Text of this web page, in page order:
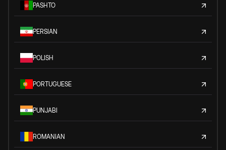
PASHTO
PERSIAN
POLISH
PORTUGUESE
PUNJABI
ROMANIAN